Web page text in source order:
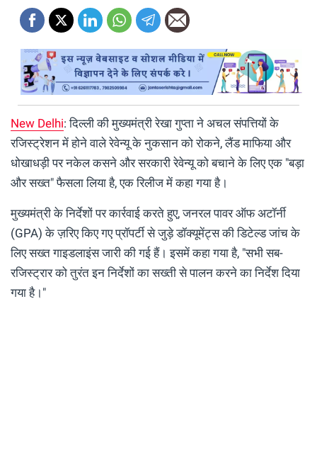
New Delhi: दिल्ली की मुख्यमंत्री रेखा गुप्ता ने अचल संपत्तियों के
रजिस्ट्रेशन में होने वाले रेवेन्यू के नुकसान को रोकने, लैंड माफिया और
धोखाधड़ी पर नकेल कसने और सरकारी रेवेन्यू को बचाने के लिए एक "बड़ा
और सख्त" फैसला लिया है, एक रिलीज में कहा गया है।
मुख्यमंत्री के निर्देशों पर कार्रवाई करते हुए, जनरल पावर ऑफ अटॉर्नी
(GPA) के ज़रिए किए गए प्रॉपर्टी से जुड़े डॉक्यूमेंट्स की डिटेल्ड जांच के
लिए सख्त गाइडलाइंस जारी की गई हैं। इसमें कहा गया है, "सभी सब-
रजिस्ट्रार को तुरंत इन निर्देशों का सख्ती से पालन करने का निर्देश दिया
गया है।"